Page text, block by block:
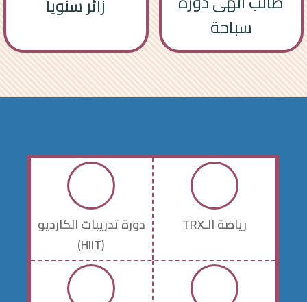
سباحة
رياضة الـTRX
دورة تدريبات الكارديو
(HIIT)